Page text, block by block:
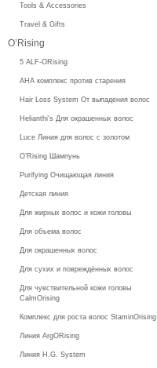
Tools & Accessories
Travel & Gifts
O’Rising
5 ALF-ORising
AHA комплекс против старения
Hair Loss System От выпадения волос
Helianthi's Для окрашенных волос
Luce Линия для волос с золотом
O’Rising Шампунь
Purifying Очищающая линия
Детская линия
Для жирных волос и кожи головы
Для объема волос
Для окрашенных волос
Для сухих и повреждённых волос
Для чувствительной кожи головы
CalmOrising
Комплекс для роста волос StaminOrising
Линия ArgORising
Линия H.G. System